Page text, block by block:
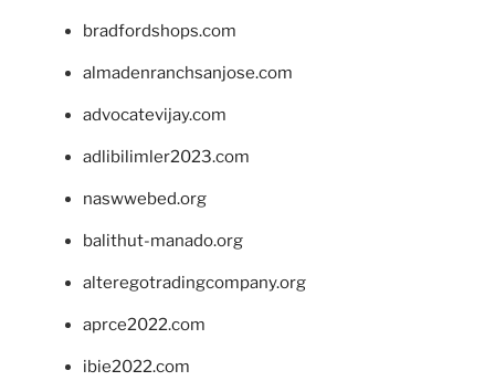
bradfordshops.com
almadenranchsanjose.com
advocatevijay.com
adlibilimler2023.com
naswwebed.org
balithut-manado.org
alteregotradingcompany.org
aprce2022.com
ibie2022.com